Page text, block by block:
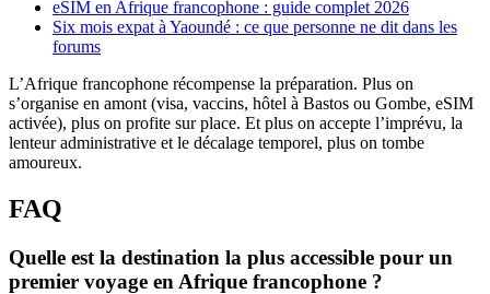
eSIM en Afrique francophone : guide complet 2026
Six mois expat à Yaoundé : ce que personne ne dit dans les
forums
L’Afrique francophone récompense la préparation. Plus on
s’organise en amont (visa, vaccins, hôtel à Bastos ou Gombe, eSIM
activée), plus on profite sur place. Et plus on accepte l’imprévu, la
lenteur administrative et le décalage temporel, plus on tombe
amoureux.
FAQ
Quelle est la destination la plus accessible pour un
premier voyage en Afrique francophone ?